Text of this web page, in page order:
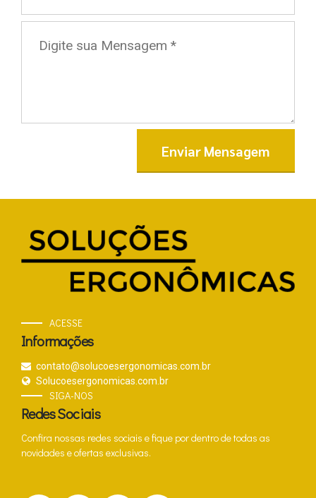
ACESSE
Informações
contato@solucoesergonomicas.com.br
Solucoesergonomicas.com.br
SIGA-NOS
Redes Sociais
Confira nossas redes sociais e fique por dentro de todas as
novidades e ofertas exclusivas.